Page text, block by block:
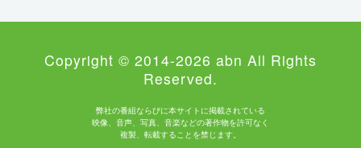
Copyright © 2014-2026 abn All Rights
Reserved.
弊社の番組ならびに本サイトに掲載されている
映像、音声、写真、音楽などの著作物を許可なく
複製、転載することを禁じます。